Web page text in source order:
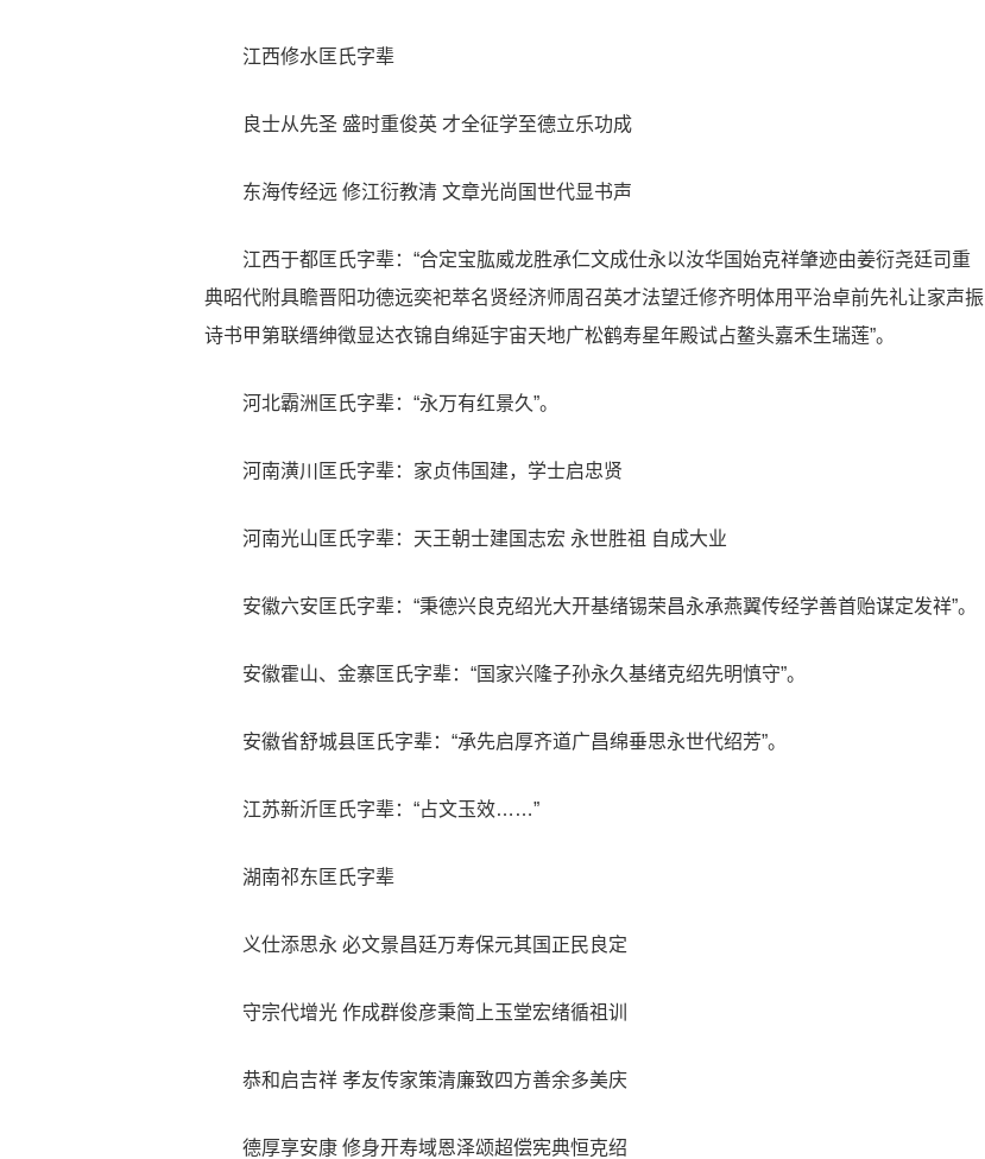
江西修水匡氏字辈
良士从先圣 盛时重俊英 才全征学至德立乐功成
东海传经远 修江衍教清 文章光尚国世代显书声
江西于都匡氏字辈：“合定宝肱威龙胜承仁文成仕永以汝华国始克祥肇迹由姜衍尧廷司重
典昭代附具瞻晋阳功德远奕祀萃名贤经济师周召英才法望迁修齐明体用平治卓前先礼让家声振
诗书甲第联缙绅徵显达衣锦自绵延宇宙天地广松鹤寿星年殿试占鳌头嘉禾生瑞莲”。
河北霸洲匡氏字辈：“永万有红景久”。
河南潢川匡氏字辈：家贞伟国建，学士启忠贤
河南光山匡氏字辈：天王朝士建国志宏 永世胜祖 自成大业
安徽六安匡氏字辈：“秉德兴良克绍光大开基绪锡荣昌永承燕翼传经学善首贻谋定发祥”。
安徽霍山、金寨匡氏字辈：“国家兴隆子孙永久基绪克绍先明慎守”。
安徽省舒城县匡氏字辈：“承先启厚齐道广昌绵垂思永世代绍芳”。
江苏新沂匡氏字辈：“占文玉效……”
湖南祁东匡氏字辈
义仕添思永 必文景昌廷万寿保元其国正民良定
守宗代增光 作成群俊彦秉简上玉堂宏绪循祖训
恭和启吉祥 孝友传家策清廉致四方善余多美庆
德厚享安康 修身开寿域恩泽颂超偿宪典恒克绍